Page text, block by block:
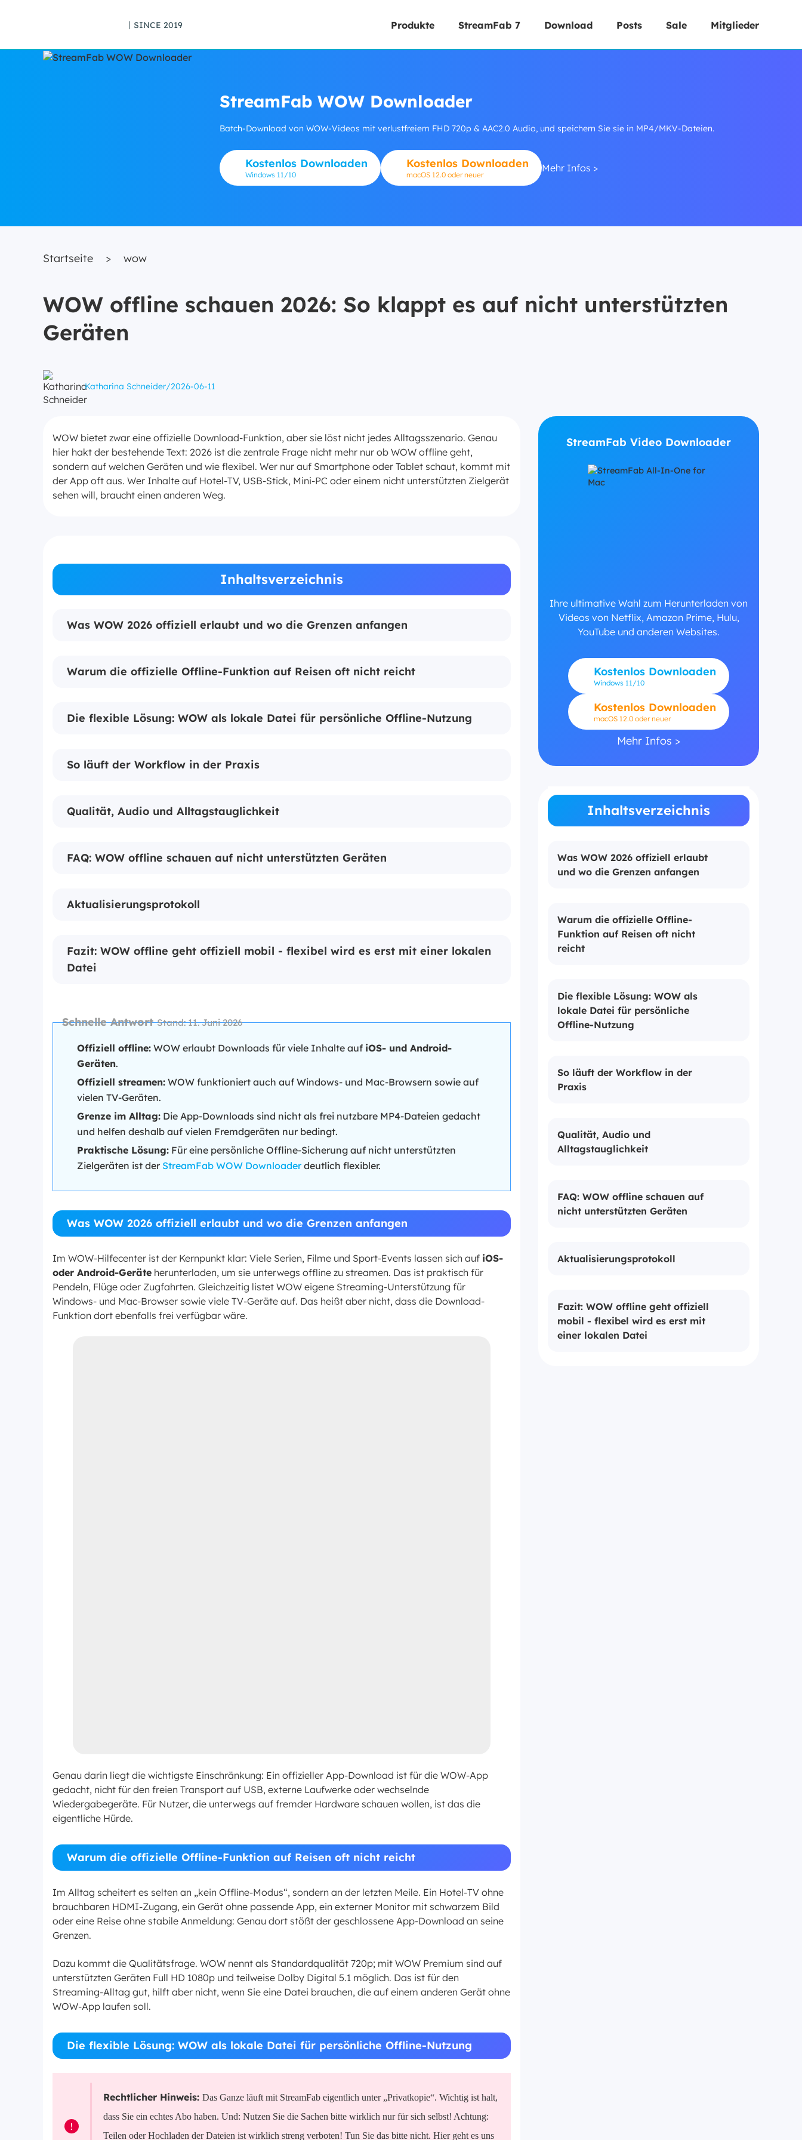
丨SINCE 2019 Produkte StreamFab 7 Download Posts Sale Mitglieder
StreamFab WOW Downloader
Batch-Download von WOW-Videos mit verlustfreiem FHD 720p & AAC2.0 Audio, und speichern Sie sie in MP4/MKV-Dateien.
Kostenlos Downloaden
Windows 11/10
Kostenlos Downloaden
macOS 12.0 oder neuer
Mehr Infos >
Startseite > wow
WOW offline schauen 2026: So klappt es auf nicht unterstützten
Geräten
Katharina Schneider/2026-06-11
WOW bietet zwar eine offizielle Download-Funktion, aber sie löst nicht jedes Alltagsszenario. Genau
hier hakt der bestehende Text: 2026 ist die zentrale Frage nicht mehr nur ob WOW offline geht,
sondern auf welchen Geräten und wie flexibel. Wer nur auf Smartphone oder Tablet schaut, kommt mit
der App oft aus. Wer Inhalte auf Hotel-TV, USB-Stick, Mini-PC oder einem nicht unterstützten Zielgerät
sehen will, braucht einen anderen Weg.
Inhaltsverzeichnis
Was WOW 2026 offiziell erlaubt und wo die Grenzen anfangen
Warum die offizielle Offline-Funktion auf Reisen oft nicht reicht
Die flexible Lösung: WOW als lokale Datei für persönliche Offline-Nutzung
So läuft der Workflow in der Praxis
Qualität, Audio und Alltagstauglichkeit
FAQ: WOW offline schauen auf nicht unterstützten Geräten
Aktualisierungsprotokoll
Fazit: WOW offline geht offiziell mobil - flexibel wird es erst mit einer lokalen
Datei
Schnelle AntwortStand: 11. Juni 2026
Offiziell offline: WOW erlaubt Downloads für viele Inhalte auf iOS- und Android-
Geräten.
Offiziell streamen: WOW funktioniert auch auf Windows- und Mac-Browsern sowie auf
vielen TV-Geräten.
Grenze im Alltag: Die App-Downloads sind nicht als frei nutzbare MP4-Dateien gedacht
und helfen deshalb auf vielen Fremdgeräten nur bedingt.
Praktische Lösung: Für eine persönliche Offline-Sicherung auf nicht unterstützten
Zielgeräten ist der StreamFab WOW Downloaderdeutlich flexibler.
Was WOW 2026 offiziell erlaubt und wo die Grenzen anfangen
Im WOW-Hilfecenter ist der Kernpunkt klar: Viele Serien, Filme und Sport-Events lassen sich auf iOS-
oder Android-Geräte herunterladen, um sie unterwegs offline zu streamen. Das ist praktisch für
Pendeln, Flüge oder Zugfahrten. Gleichzeitig listet WOW eigene Streaming-Unterstützung für
Windows- und Mac-Browser sowie viele TV-Geräte auf. Das heißt aber nicht, dass die Download-
Funktion dort ebenfalls frei verfügbar wäre.
Genau darin liegt die wichtigste Einschränkung: Ein offizieller App-Download ist für die WOW-App
gedacht, nicht für den freien Transport auf USB, externe Laufwerke oder wechselnde
Wiedergabegeräte. Für Nutzer, die unterwegs auf fremder Hardware schauen wollen, ist das die
eigentliche Hürde.
Warum die offizielle Offline-Funktion auf Reisen oft nicht reicht
Im Alltag scheitert es selten an „kein Offline-Modus“, sondern an der letzten Meile. Ein Hotel-TV ohne
brauchbaren HDMI-Zugang, ein Gerät ohne passende App, ein externer Monitor mit schwarzem Bild
oder eine Reise ohne stabile Anmeldung: Genau dort stößt der geschlossene App-Download an seine
Grenzen.
Dazu kommt die Qualitätsfrage. WOW nennt als Standardqualität 720p; mit WOW Premium sind auf
unterstützten Geräten Full HD 1080p und teilweise Dolby Digital 5.1 möglich. Das ist für den
Streaming-Alltag gut, hilft aber nicht, wenn Sie eine Datei brauchen, die auf einem anderen Gerät ohne
WOW-App laufen soll.
Die flexible Lösung: WOW als lokale Datei für persönliche Offline-Nutzung
!
Rechtlicher Hinweis: Das Ganze läuft mit StreamFab eigentlich unter „Privatkopie“. Wichtig ist halt,
dass Sie ein echtes Abo haben. Und: Nutzen Sie die Sachen bitte wirklich nur für sich selbst! Achtung:
Teilen oder Hochladen der Dateien ist wirklich streng verboten! Tun Sie das bitte nicht. Hier geht es uns
StreamFab Video Downloader
Ihre ultimative Wahl zum Herunterladen von
Videos von Netflix, Amazon Prime, Hulu,
YouTube und anderen Websites.
Kostenlos Downloaden
Windows 11/10
Kostenlos Downloaden
macOS 12.0 oder neuer
Mehr Infos >
Inhaltsverzeichnis
Was WOW 2026 offiziell erlaubt
und wo die Grenzen anfangen
Warum die offizielle Offline-
Funktion auf Reisen oft nicht
reicht
Die flexible Lösung: WOW als
lokale Datei für persönliche
Offline-Nutzung
So läuft der Workflow in der
Praxis
Qualität, Audio und
Alltagstauglichkeit
FAQ: WOW offline schauen auf
nicht unterstützten Geräten
Aktualisierungsprotokoll
Fazit: WOW offline geht offiziell
mobil - flexibel wird es erst mit
einer lokalen Datei